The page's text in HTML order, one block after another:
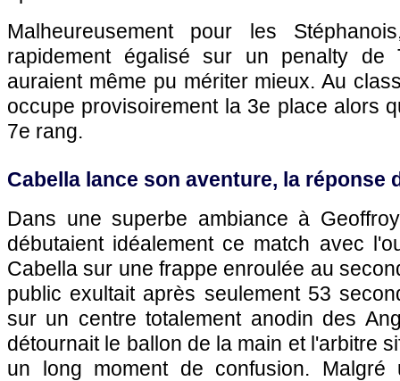
Malheureusement pour les
rapidement égalisé sur un penalty de
auraient même pu mériter mieux. Au
occupe provisoirement la 3e place alors
7e rang.
Cabella lance son aventure, la réponse
Dans une superbe ambiance à
débutaient idéalement ce match avec
Cabella sur une frappe enroulée au
public exultait après seulement 53
sur un centre totalement anodin des
détournait le ballon de la main et l'arbitre
un long moment de confusion. Malgré